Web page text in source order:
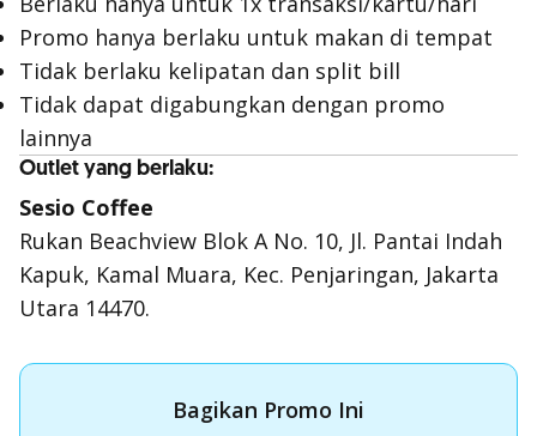
Promo hanya berlaku untuk makan di tempat
Tidak berlaku kelipatan dan split bill
Tidak dapat digabungkan dengan promo
lainnya
Outlet yang berlaku:
Sesio Coffee
Rukan Beachview Blok A No. 10, Jl. Pantai Indah
Kapuk, Kamal Muara, Kec. Penjaringan, Jakarta
Utara 14470.
Bagikan Promo Ini